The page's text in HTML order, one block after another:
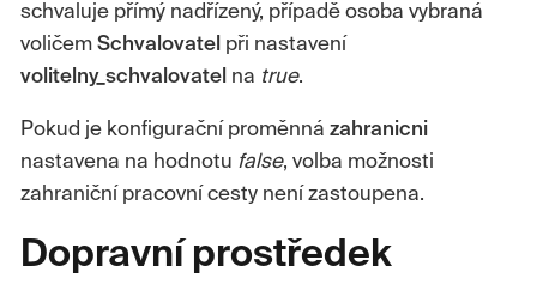
schvaluje přímý nadřízený, případě osoba vybraná
voličem Schvalovatel při nastavení
volitelny_schvalovatel na true.
Pokud je konfigurační proměnná zahranicni
nastavena na hodnotu false, volba možnosti
zahraniční pracovní cesty není zastoupena.
Dopravní prostředek